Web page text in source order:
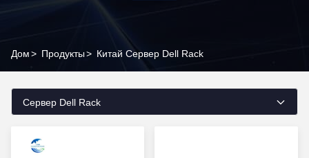
Дом> Продукты> Китай Сервер Dell Rack
Сервер Dell Rack